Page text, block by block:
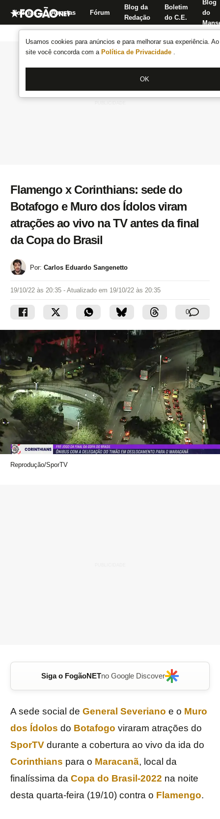
Usamos cookies para anúncios e para melhorar sua experiência.
site você concorda com a Política de Privacidade .
OK
Notícias Apostas Fórum
Blog da
Redação
Boletim
do C.E.
Blog
do
Flamengo x Corinthians: sede do
Botafogo e Muro dos Ídolos viram
atrações ao vivo na TV antes da final
da Copa do Brasil
Por: Carlos Eduardo Sangenetto
19/10/22 às 20:35 - Atualizado em 19/10/22 às 20:35
0
Reprodução/SporTV
Siga o FogãoNETno Google Discover
A sede social de General Severiano e o Muro
dos Ídolos do Botafogo viraram atrações do
SporTV durante a cobertura ao vivo da ida do
Corinthians para o Maracanã, local da
finalíssima da Copa do Brasil-2022 na noite
desta quarta-feira (19/10) contra o Flamengo.